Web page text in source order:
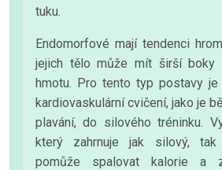
tuku.
Endomorfové mají tendenci
jejich tělo může mít širší boky
hmotu. Pro tento typ postavy
kardiovaskulární cvičení, jako je
plavání, do silového tréninku.
který zahrnuje jak silový, tak
pomůže spalovat kalorie a